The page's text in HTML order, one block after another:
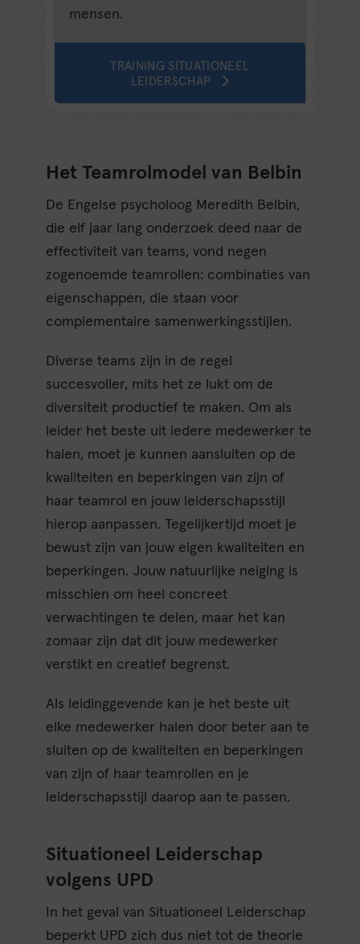
mensen.
TRAINING SITUATIONEEL
LEIDERSCHAP
Het Teamrolmodel van Belbin
De Engelse psycholoog Meredith Belbin,
die elf jaar lang onderzoek deed naar de
effectiviteit van teams, vond negen
zogenoemde teamrollen: combinaties van
eigenschappen, die staan voor
complementaire samenwerkingsstijlen.
Diverse teams zijn in de regel
succesvoller, mits het ze lukt om de
diversiteit productief te maken. Om als
leider het beste uit iedere medewerker te
halen, moet je kunnen aansluiten op de
kwaliteiten en beperkingen van zijn of
haar teamrol en jouw leiderschapsstijl
hierop aanpassen. Tegelijkertijd moet je
bewust zijn van jouw eigen kwaliteiten en
beperkingen. Jouw natuurlijke neiging is
misschien om heel concreet
verwachtingen te delen, maar het kan
zomaar zijn dat dit jouw medewerker
verstikt en creatief begrenst.
Als leidinggevende kan je het beste uit
elke medewerker halen door beter aan te
sluiten op de kwaliteiten en beperkingen
van zijn of haar teamrollen en je
leiderschapsstijl daarop aan te passen.
Situationeel Leiderschap
volgens UPD
In het geval van Situationeel Leiderschap
beperkt UPD zich dus niet tot de theorie